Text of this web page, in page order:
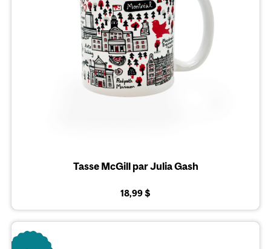
Tasse McGill par Julia Gash
18,99 $